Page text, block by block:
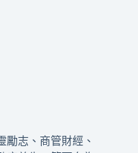
勵志、商管財經、